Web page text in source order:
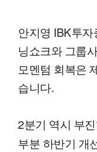
안지영 IBK투
닝쇼크와 그룹
모멘텀 회복은
습니다.
2분기 역시 부
부분 하반기 개